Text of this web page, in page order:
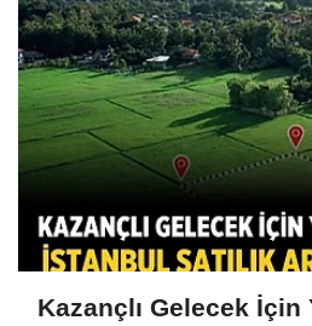
Kazançlı Gelecek İçin